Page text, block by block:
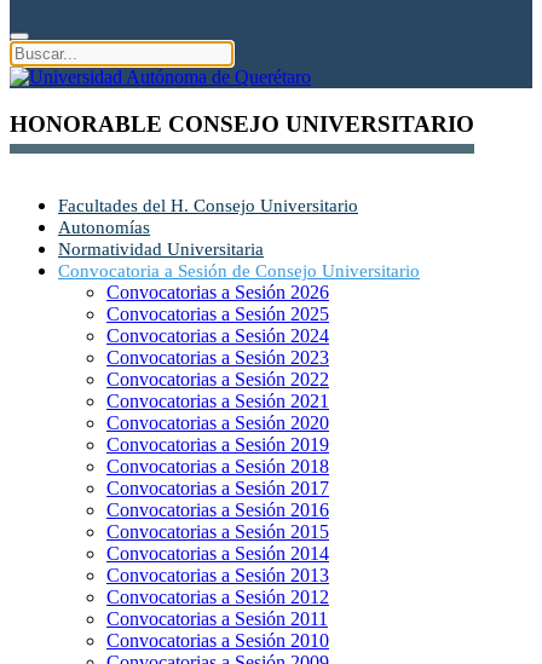
HONORABLE CONSEJO UNIVERSITARIO
Facultades del H. Consejo Universitario
Autonomías
Normatividad Universitaria
Convocatoria a Sesión de Consejo Universitario
Convocatorias a Sesión 2026
Convocatorias a Sesión 2025
Convocatorias a Sesión 2024
Convocatorias a Sesión 2023
Convocatorias a Sesión 2022
Convocatorias a Sesión 2021
Convocatorias a Sesión 2020
Convocatorias a Sesión 2019
Convocatorias a Sesión 2018
Convocatorias a Sesión 2017
Convocatorias a Sesión 2016
Convocatorias a Sesión 2015
Convocatorias a Sesión 2014
Convocatorias a Sesión 2013
Convocatorias a Sesión 2012
Convocatorias a Sesión 2011
Convocatorias a Sesión 2010